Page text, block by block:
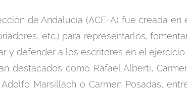
de Andalucía (ACE-A) fue creada en
etc.) para representarlos,
y defender a los escritores en el ejercicio
destacados como Rafael Alberti,
Marsillach o Carmen Posadas,